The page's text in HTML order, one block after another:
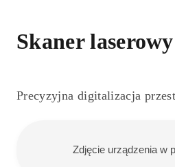
Skaner
Precyzyjna digitalizacja
Zdjęcie urządzenia w